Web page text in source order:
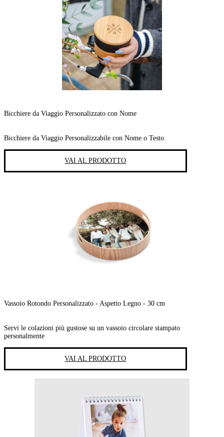
Bicchiere da Viaggio Personalizzato con Nome
Bicchiere da Viaggio Personalizzabile con Nome o Testo
VAI AL PRODOTTO
Vassoio Rotondo Personalizzato - Aspetto Legno - 30 cm
Servi le colazioni più gustose su un vassoio circolare stampato
personalmente
VAI AL PRODOTTO